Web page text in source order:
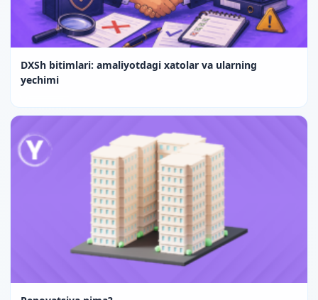
DXSh bitimlari: amaliyotdagi xatolar va ularning
yechimi